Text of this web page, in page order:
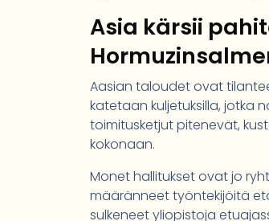
Asia kärsii
Aasian taloudet ovat
katetaan kuljetuksilla, jotka
toimitusketjut pitenevät,
kokonaan.
Monet hallitukset ovat jo
määränneet työntekijöitä
sulkeneet yliopistoja